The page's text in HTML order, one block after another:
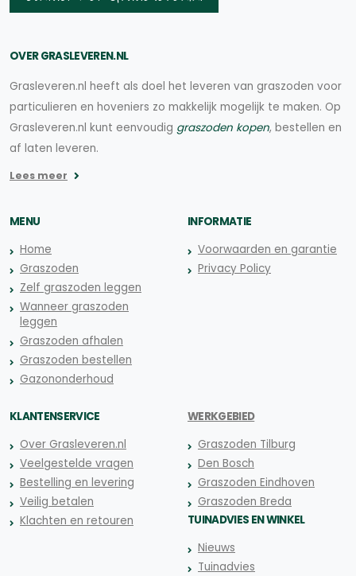
OVER GRASLEVEREN.NL
Grasleveren.nl heeft als doel het leveren van graszoden voor
particulieren en hoveniers zo makkelijk mogelijk te maken. Op
Grasleveren.nl kunt eenvoudig graszoden kopen, bestellen en
af laten leveren.
Lees meer
MENU
Home
Graszoden
Zelf graszoden leggen
Wanneer graszoden
leggen
Graszoden afhalen
Graszoden bestellen
Gazononderhoud
INFORMATIE
Voorwaarden en garantie
Privacy Policy
KLANTENSERVICE
Over Grasleveren.nl
Veelgestelde vragen
Bestelling en levering
Veilig betalen
Klachten en retouren
WERKGEBIED
Graszoden Tilburg
Den Bosch
Graszoden Eindhoven
Graszoden Breda
TUINADVIES EN WINKEL
Nieuws
Tuinadvies